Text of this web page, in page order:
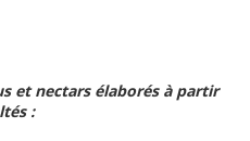
et nectars élaborés à partir
: